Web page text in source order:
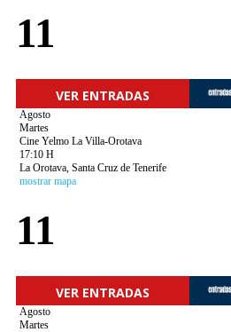
11
VER ENTRADAS
Agosto
Martes
Cine Yelmo La Villa-Orotava
17:10 H
La Orotava, Santa Cruz de Tenerife
mostrar mapa
11
VER ENTRADAS
Agosto
Martes